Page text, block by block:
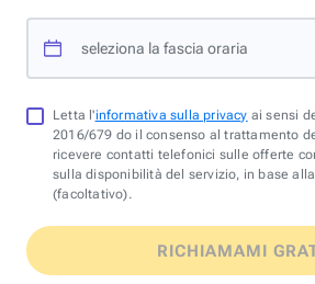
seleziona la fascia oraria
Letta l'informativa sulla privacy ai sensi
2016/679 do il consenso al trattamento
ricevere contatti telefonici sulle offerte
sulla disponibilità del servizio, in base
(facoltativo).
RICHIAMAMI